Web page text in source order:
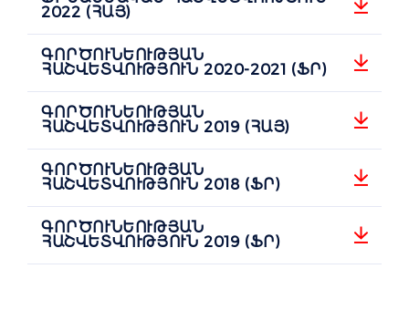
2022 (ՀԱՅ)
ԳՈՐԾՈՒՆԵՈՒԹՅԱՆ
ՀԱՇՎԵՏՎՈՒԹՅՈՒՆ 2020-2021 (ՖՐ)
ԳՈՐԾՈՒՆԵՈՒԹՅԱՆ
ՀԱՇՎԵՏՎՈՒԹՅՈՒՆ 2019 (ՀԱՅ)
ԳՈՐԾՈՒՆԵՈՒԹՅԱՆ
ՀԱՇՎԵՏՎՈՒԹՅՈՒՆ 2018 (ՖՐ)
ԳՈՐԾՈՒՆԵՈՒԹՅԱՆ
ՀԱՇՎԵՏՎՈՒԹՅՈՒՆ 2019 (ՖՐ)